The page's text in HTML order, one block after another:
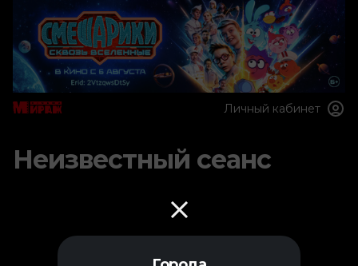
Личный кабинет
Неизвестный сеанс